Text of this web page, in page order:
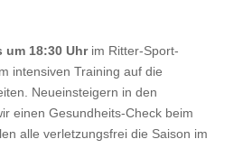
um 18:30 Uhrim Ritter-Sport-
intensiven Training auf die
Neueinsteigern in den
einen Gesundheits-Check beim
alle verletzungsfrei die Saison im